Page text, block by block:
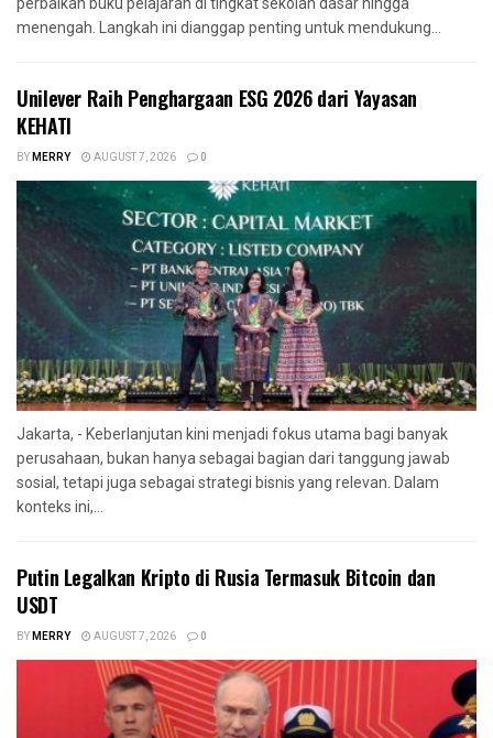
menengah. Langkah ini dianggap penting untuk mendukung...
Unilever Raih Penghargaan ESG 2026 dari Yayasan
KEHATI
BYMERRY AUGUST 7, 2026 0
Jakarta, - Keberlanjutan kini menjadi fokus utama bagi banyak
perusahaan, bukan hanya sebagai bagian dari tanggung jawab
sosial, tetapi juga sebagai strategi bisnis yang relevan. Dalam
konteks ini,...
Putin Legalkan Kripto di Rusia Termasuk Bitcoin dan
USDT
BYMERRY AUGUST 7, 2026 0